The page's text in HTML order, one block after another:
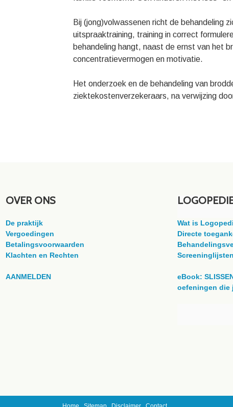
Bij (jong)volwassenen richt de behandeling
uitspraaktraining, training in correct
behandeling hangt, naast de ernst van het
concentratievermogen en motivatie.
Het onderzoek en de behandeling van
ziektekostenverzekeraars, na verwijzing
OVER ONS
De praktijk
Vergoedingen
Betalingsvoorwaarden
Klachten en Rechten
AANMELDEN
Wat is
Directe
Screeninglijsten
eBook:
oefeningen die